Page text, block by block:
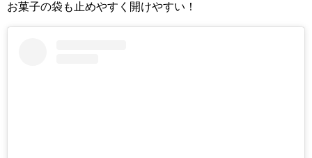
お菓子の袋も止めやすく開けやすい！